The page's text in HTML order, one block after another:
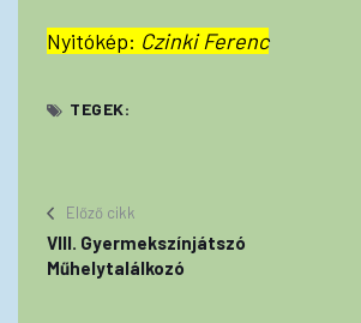
Nyitókép: Czinki Ferenc
TEGEK:
Előző cikk
VIII. Gyermekszínjátszó
Műhelytalálkozó